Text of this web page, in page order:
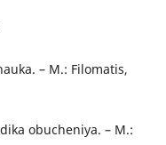
– M.: Filomatis,
obucheniya. – M.: